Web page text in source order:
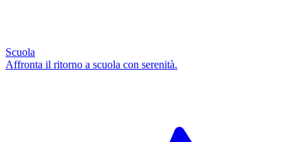
Scuola
Affronta il ritorno a scuola con serenità.